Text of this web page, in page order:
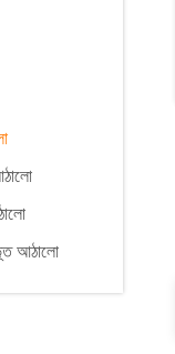
আঠালো